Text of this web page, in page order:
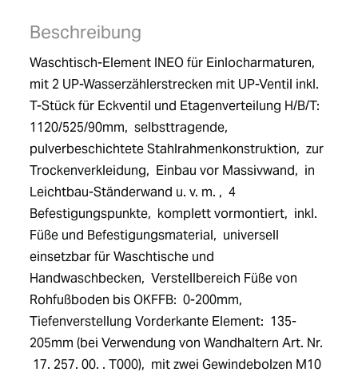
Beschreibung
Waschtisch-Element INEO für Einlocharmaturen,
mit 2 UP-Wasserzählerstrecken mit UP-Ventil inkl.
T-Stück für Eckventil und Etagenverteilung H/B/T:
1120/525/90mm,  selbsttragende,
pulverbeschichtete Stahlrahmenkonstruktion,  zur
Trockenverkleidung,  Einbau vor Massivwand,  in
Leichtbau-Ständerwand u. v. m. ,  4
Befestigungspunkte,  komplett vormontiert,  inkl.
Füße und Befestigungsmaterial,  universell
einsetzbar für Waschtische und
Handwaschbecken,  Verstellbereich Füße von
Rohfußboden bis OKFFB:  0-200mm,
Tiefenverstellung Vorderkante Element:  135-
205mm (bei Verwendung von Wandhaltern Art. Nr.
17. 257. 00. . T000),  mit zwei Gewindebolzen M10